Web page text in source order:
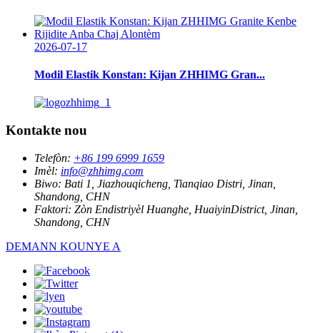
2026-07-17
Modil Elastik Konstan: Kijan ZHHIMG Gran...
Kontakte nou
Telefòn: +86 199 6999 1659
Imèl: info@zhhimg.com
Biwo: Bati 1, Jiazhouqicheng, Tianqiao Distri, Jinan,
Shandong, CHN
Faktori: Zòn Endistriyèl Huanghe, HuaiyinDistrict, Jinan,
Shandong, CHN
DEMANN KOUNYE A